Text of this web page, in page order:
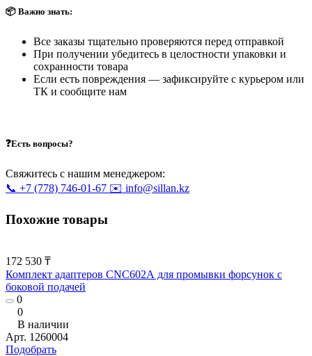
📦 Важно знать:
Все заказы тщательно проверяются перед отправкой
При получении убедитесь в целостности упаковки и
сохранности товара
Если есть повреждения — зафиксируйте с курьером или
ТК и сообщите нам
❓Есть вопросы?
Свяжитесь с нашим менеджером:
📞 +7 (778) 746-01-67 ✉️ info@sillan.kz
Похожие товары
172 530 ₸
Комплект адаптеров CNC602А для промывки форсунок с
боковой подачей
0
0
В наличии
Арт. 1260004
Подобрать